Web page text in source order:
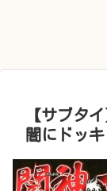
【サブタ
闇にドッ